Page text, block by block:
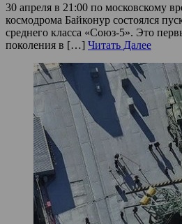
30 апреля в 21:00 по московскому
космодрома Байконур состоялся
среднего класса «Союз-5». Это
поколения в […] Читать Далее